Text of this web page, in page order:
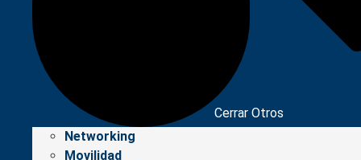
Cerrar Otros
Networking
Movilidad